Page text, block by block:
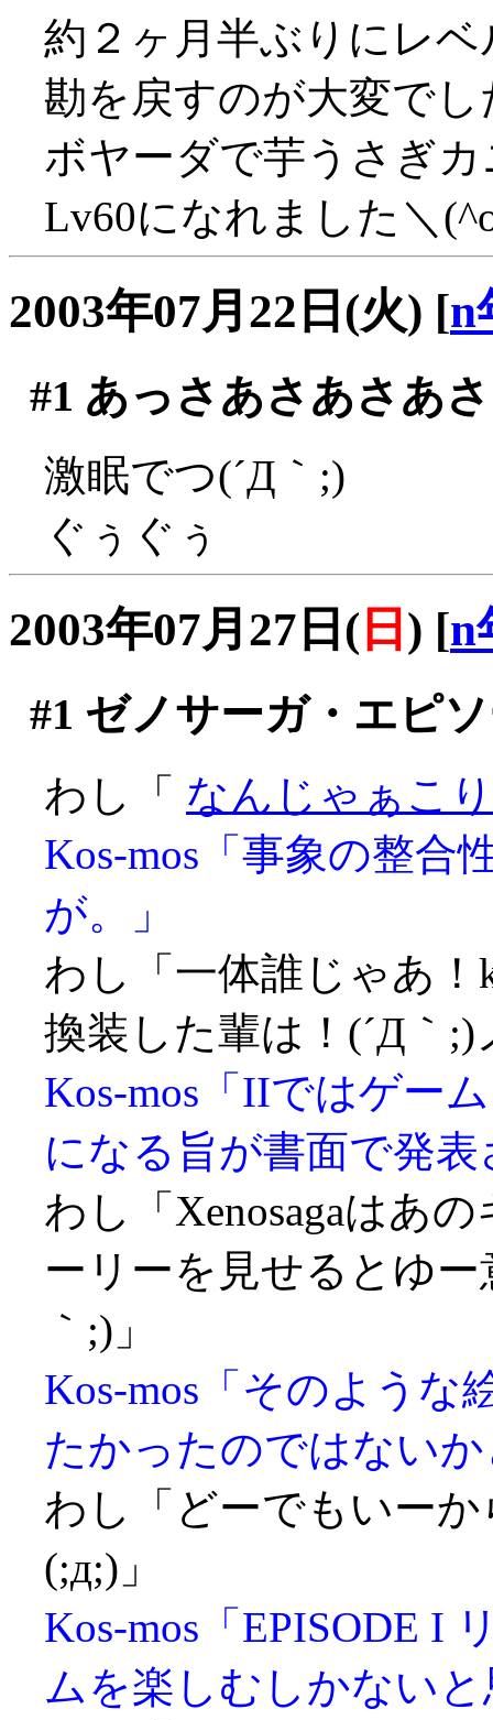
約２ヶ月半ぶりにレ
勘を戻すのが大変でし
ボヤーダで芋うさぎ
Lv60になれました＼
2003年07月22日(火) [n
#1 あっさあさあさあ
激眠でつ(´Д｀;)
ぐぅぐぅ
2003年07月27日( 日 ) [n
#1 ゼノサーガ・エピ
わし「 なんじゃぁこ
Kos-mos「事象の整合
が。」
わし「一体誰じゃあ！
換装した輩は！(´Д｀;)
Kos-mos「IIではゲー
になる旨が書面で発
わし「Xenosagaはあ
ーリーを見せるとゆ
｀;)」
Kos-mos「そのような
たかったのではない
わし「どーでもいーか
(;д;)」
Kos-mos「EPISODE I
ムを楽しむしかない